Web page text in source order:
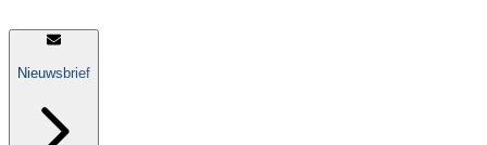
Nieuwsbrief